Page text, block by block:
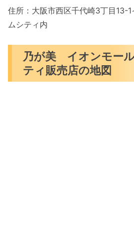
住所：大阪市西区千代崎3丁目13-
ムシティ内
乃が美 イオンモー
ティ販売店の地図